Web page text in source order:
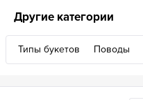
Другие категории
Типы букетов Поводы